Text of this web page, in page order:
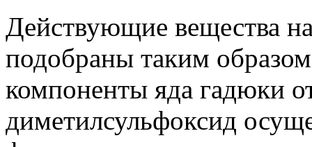
Действующие вещества
подобраны таким
компоненты яда гадюки
диметилсульфоксид